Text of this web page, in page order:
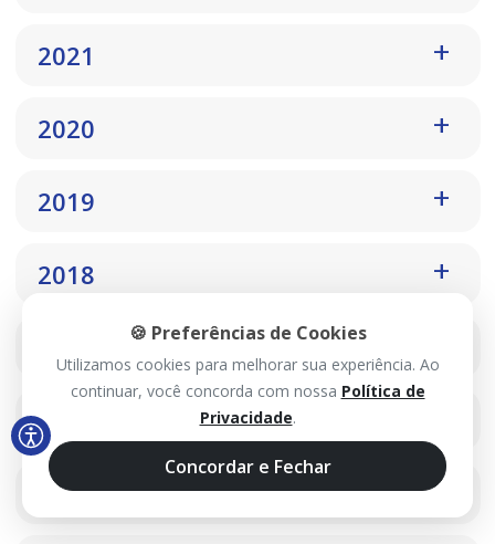
2021
2020
2019
2018
2016
2015
🍪 Preferências de Cookies
Utilizamos cookies para melhorar sua experiência. Ao
continuar, você concorda com nossa Política de
Privacidade.
Concordar e Fechar